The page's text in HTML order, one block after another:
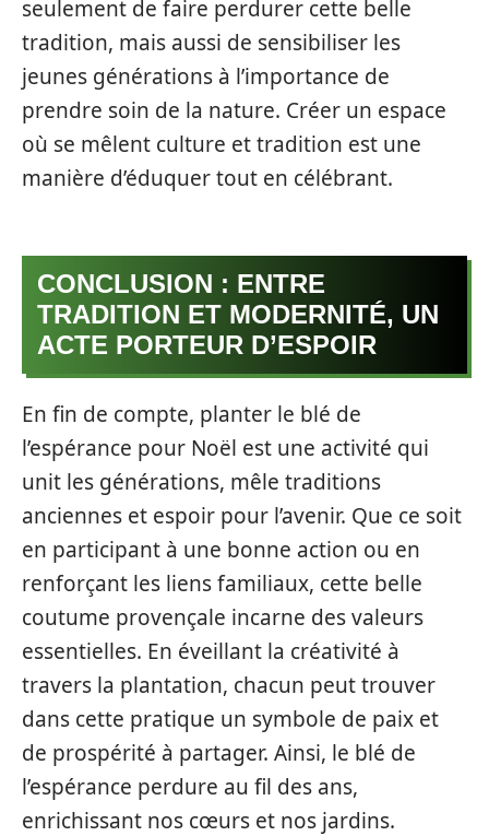
seulement de faire perdurer cette belle
tradition, mais aussi de sensibiliser les
jeunes générations à l’importance de
prendre soin de la nature. Créer un espace
où se mêlent culture et tradition est une
manière d’éduquer tout en célébrant.
CONCLUSION : ENTRE
TRADITION ET MODERNITÉ, UN
ACTE PORTEUR D’ESPOIR
En fin de compte, planter le blé de
l’espérance pour Noël est une activité qui
unit les générations, mêle traditions
anciennes et espoir pour l’avenir. Que ce soit
en participant à une bonne action ou en
renforçant les liens familiaux, cette belle
coutume provençale incarne des valeurs
essentielles. En éveillant la créativité à
travers la plantation, chacun peut trouver
dans cette pratique un symbole de paix et
de prospérité à partager. Ainsi, le blé de
l’espérance perdure au fil des ans,
enrichissant nos cœurs et nos jardins.